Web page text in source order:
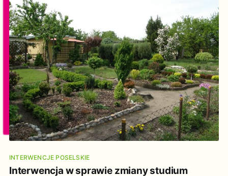
INTERWENCJE POSELSKIE
Interwencja w sprawie zmiany studium